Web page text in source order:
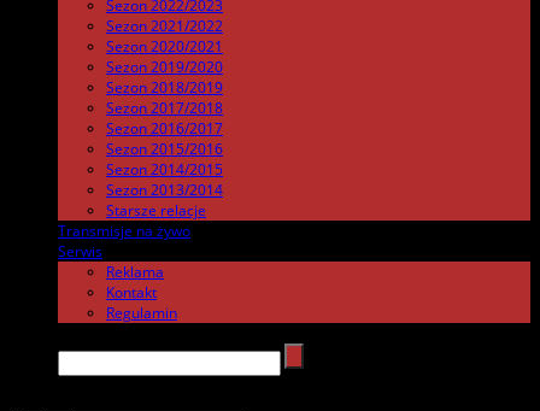
Sezon 2022/2023
Sezon 2021/2022
Sezon 2020/2021
Sezon 2019/2020
Sezon 2018/2019
Sezon 2017/2018
Sezon 2016/2017
Sezon 2015/2016
Sezon 2014/2015
Sezon 2013/2014
Starsze relacje
Transmisje na żywo
Serwis
Reklama
Kontakt
Regulamin